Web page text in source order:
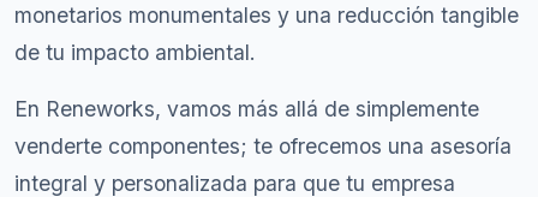
monetarios monumentales y una reducción tangible
de tu impacto ambiental.
En Reneworks, vamos más allá de simplemente
venderte componentes; te ofrecemos una asesoría
integral y personalizada para que tu empresa